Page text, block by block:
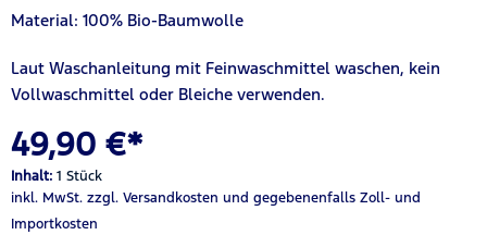
Material: 100% Bio-Baumwolle
Laut Waschanleitung mit Feinwaschmittel waschen, kein
Vollwaschmittel oder Bleiche verwenden.
49,90 €*
Inhalt: 1 Stück
inkl. MwSt. zzgl. Versandkosten und gegebenenfalls Zoll- und
Importkosten